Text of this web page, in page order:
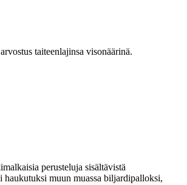
taiteenlajinsa visonäärinä.
perusteluja sisältävistä
haukutuksi muun muassa biljardipalloksi,